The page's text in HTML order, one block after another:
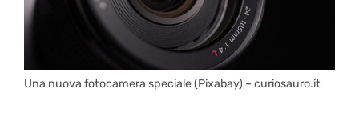
Una nuova fotocamera speciale (Pixabay) – curiosauro.it